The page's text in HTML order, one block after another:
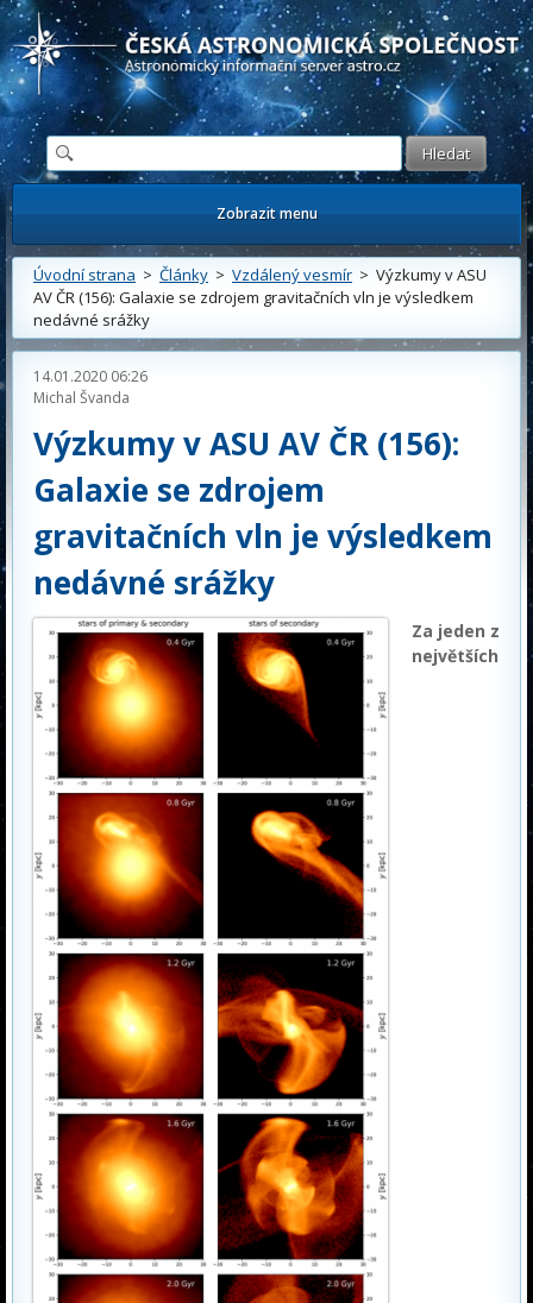
Česká astronomická společnost - Informační astronomický server
Zobrazit menu
Úvodní strana > Články > Vzdálený vesmír > Výzkumy v ASU
AV ČR (156): Galaxie se zdrojem gravitačních vln je výsledkem
nedávné srážky
14.01.2020 06:26
Michal Švanda
Výzkumy v ASU AV ČR (156):
Galaxie se zdrojem
gravitačních vln je výsledkem
nedávné srážky
Za jeden z
největších